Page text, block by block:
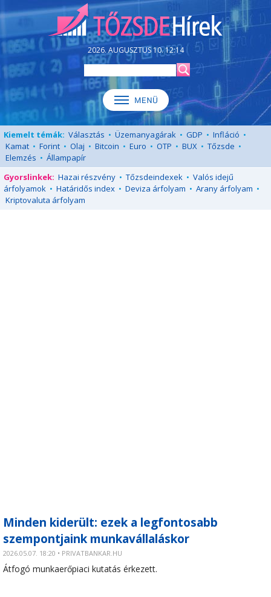
2026. AUGUSZTUS 10. 12:14
Kiemelt témák: Választás • Üzemanyagárak • GDP • Infláció •
Kamat • Forint • Olaj • Bitcoin • Euro • OTP • BUX • Tőzsde •
Elemzés • Állampapír
Gyorslinkek: Hazai részvény • Tőzsdeindexek • Valós idejű
árfolyamok • Határidős index • Deviza árfolyam • Arany árfolyam •
Kriptovaluta árfolyam
Minden kiderült: ezek a legfontosabb
szempontjaink munkavállaláskor
2026.05.07. 18:20 • PRIVATBANKAR.HU
Átfogó munkaerőpiaci kutatás érkezett.